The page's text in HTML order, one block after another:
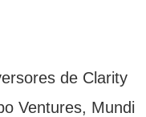
de Clarity
Ventures, Mundi